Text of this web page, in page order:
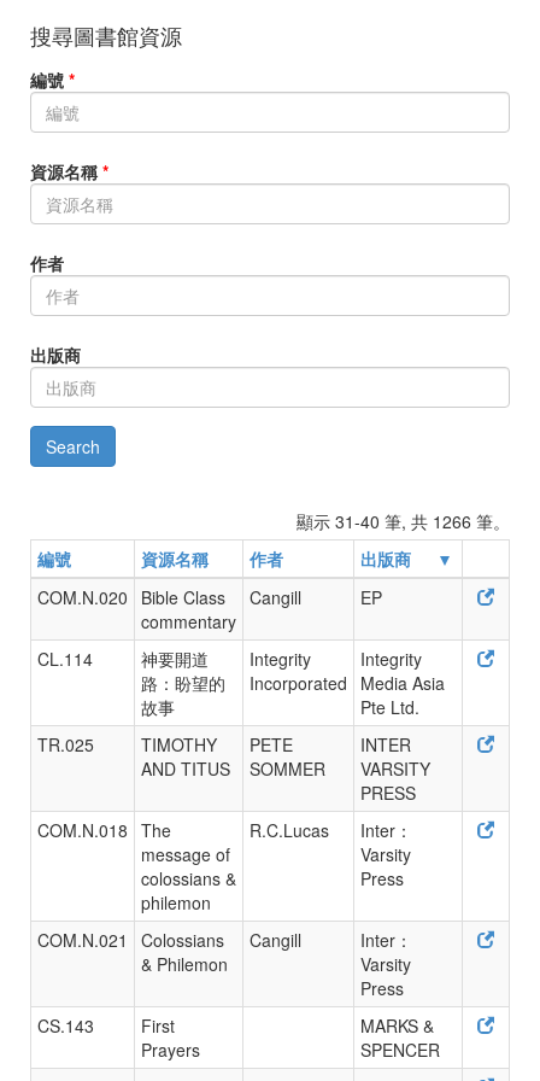
搜尋圖書館資源
編號 *
資源名稱 *
作者
出版商
顯示 31-40 筆, 共 1266 筆。
編號
資源名稱 作者
出版商
COM.N.020
Bible Class
commentary
Cangill EP
CL.114
神要開道
路：盼望的
故事
Integrity
Incorporated
Integrity
Media Asia
Pte Ltd.
TR.025
TIMOTHY
AND TITUS
PETE
SOMMER
INTER
VARSITY
PRESS
COM.N.018 The
message of
colossians &
philemon
R.C.Lucas
Inter：
Varsity
Press
COM.N.021
Colossians
& Philemon
Cangill
Inter：
Varsity
Press
CS.143
First
Prayers
MARKS &
SPENCER